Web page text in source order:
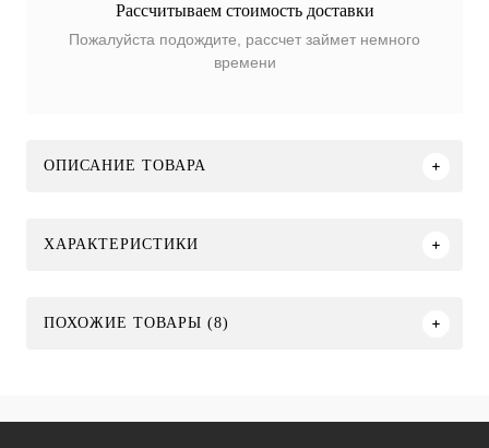
Рассчитываем стоимость доставки
Пожалуйста подождите, рассчет займет немного
времени
ОПИСАНИЕ ТОВАРА
ХАРАКТЕРИСТИКИ
ПОХОЖИЕ ТОВАРЫ (8)